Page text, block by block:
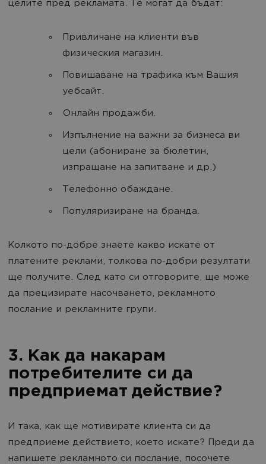
целите пред рекламата. Те могат да бъдат:
Привличане на клиенти във
физическия магазин.
Повишаване на трафика към Вашия
уебсайт.
Онлайн продажби.
Изпълнение на важни за бизнеса ви
цели (абониране за бюлетин,
изпращане на запитване и др.)
Телефонно обаждане.
Популяризиране на бранда.
Колкото по-добре знаете какво искате от
платените реклами, толкова по-добри резултати
ще получите. След като си отговорите, ще може
да прецизирате насочването, рекламното
послание и рекламните групи.
3. Как да накарам
потребителите си да
предприемат действие?
И така, как ще мотивирате клиента си да
предприеме действието, което искате? Преди да
напишете рекламното си послание, посочете